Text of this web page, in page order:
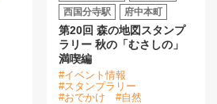
西国分寺駅
府中本町
第20回 森の地図スタンプ
ラリー 秋の「むさしの」
満喫編
#イベント情報
#スタンプラリー
#おでかけ
#自然